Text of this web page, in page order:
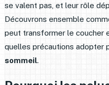
se valent pas, et leur rôle
Découvrons ensemble
peut transformer le coucher
quelles précautions adopter
sommeil.